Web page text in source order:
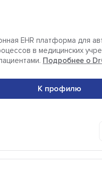
EHR платформа для
в медицинских
Подробнее о
К профилю